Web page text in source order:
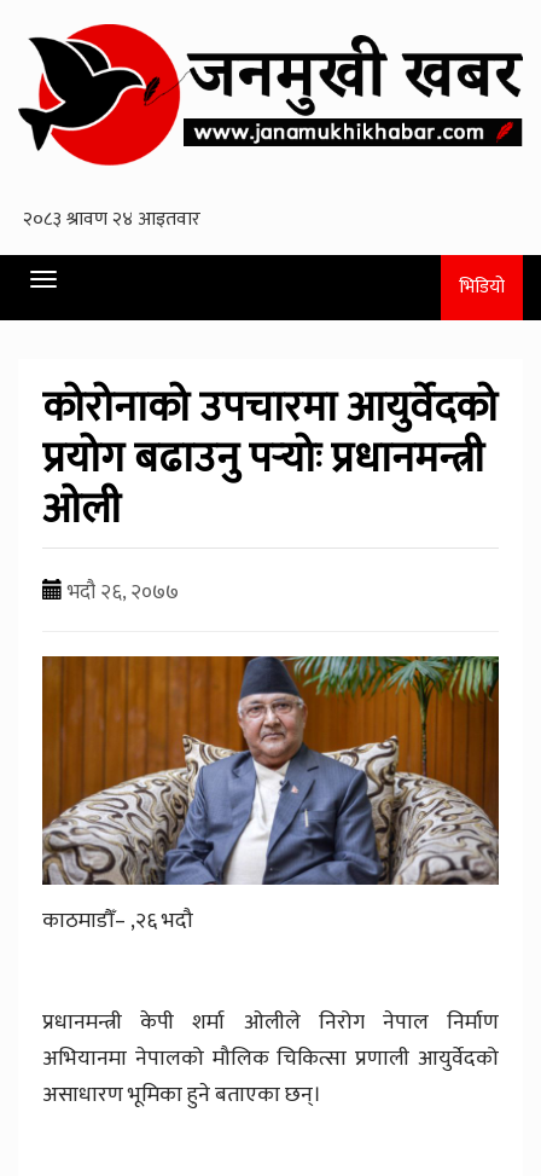
Toggle
navigation
भिडियो
कोरोनाको उपचारमा आयुर्वेदको
प्रयोग बढाउनु पर्‍योः प्रधानमन्त्री
ओली
भदौ २६, २०७७
काठमाडौँ– ,२६ भदौ
प्रधानमन्त्री केपी शर्मा ओलीले निरोग नेपाल निर्माण
अभियानमा नेपालको मौलिक चिकित्सा प्रणाली आयुर्वेदको
असाधारण भूमिका हुने बताएका छन्।